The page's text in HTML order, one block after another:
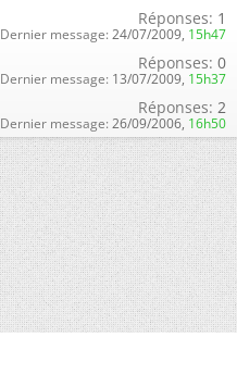
Réponses: 1
Dernier message: 24/07/2009, 15h47
Réponses: 0
Dernier message: 13/07/2009, 15h37
Réponses: 2
Dernier message: 26/09/2006, 16h50